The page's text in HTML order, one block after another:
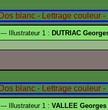
--- Illustrateur 1 : DUTRIAC
--- Illustrateur 1 : VALLEE Georges